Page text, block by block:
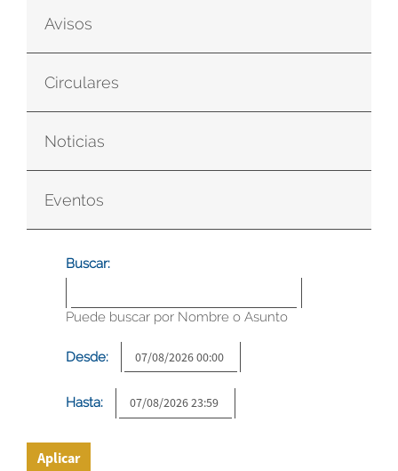
Avisos
Circulares
Noticias
Eventos
Buscar:
Puede buscar por Nombre o Asunto
Desde:
Hasta:
Aplicar